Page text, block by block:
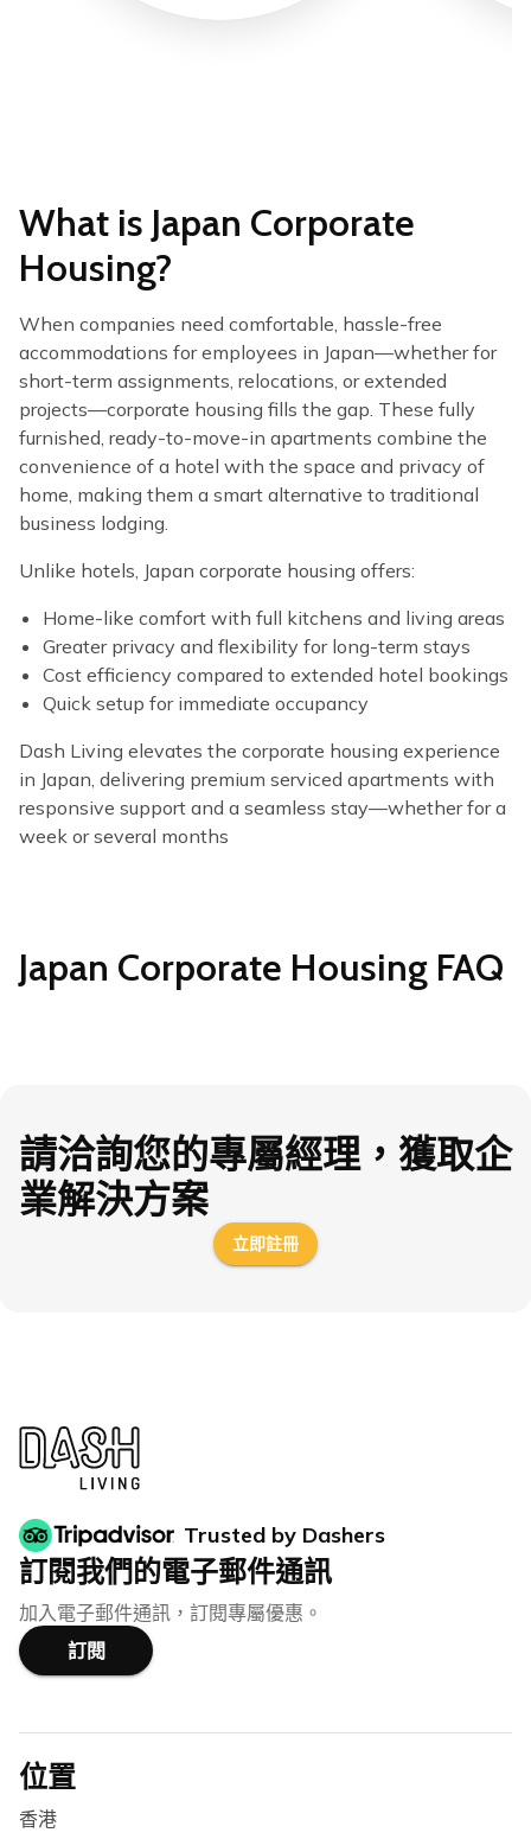
What is Japan Corporate
Housing?
When companies need comfortable, hassle-free
accommodations for employees in Japan—whether for
short-term assignments, relocations, or extended
projects—​​corporate housing​​ fills the gap. These fully
furnished, ready-to-move-in apartments combine the
convenience of a hotel with the space and privacy of
home, making them a smart alternative to traditional
business lodging.
Unlike hotels, Japan corporate housing offers:
Home-like comfort​​ with full kitchens and living areas
Greater privacy​​ and flexibility for long-term stays
Cost efficiency​​ compared to extended hotel bookings
Quick setup​​ for immediate occupancy
Dash Living elevates the corporate housing experience
in Japan, delivering premium serviced apartments with
responsive support and a seamless stay—whether for a
week or several months
Japan Corporate Housing FAQ
請洽詢您的專屬經理，獲取企
業解決方案
立即註冊
Trusted by Dashers
訂閱我們的電子郵件通訊
加入電子郵件通訊，訂閱專屬優惠。
訂閱
位置
香港